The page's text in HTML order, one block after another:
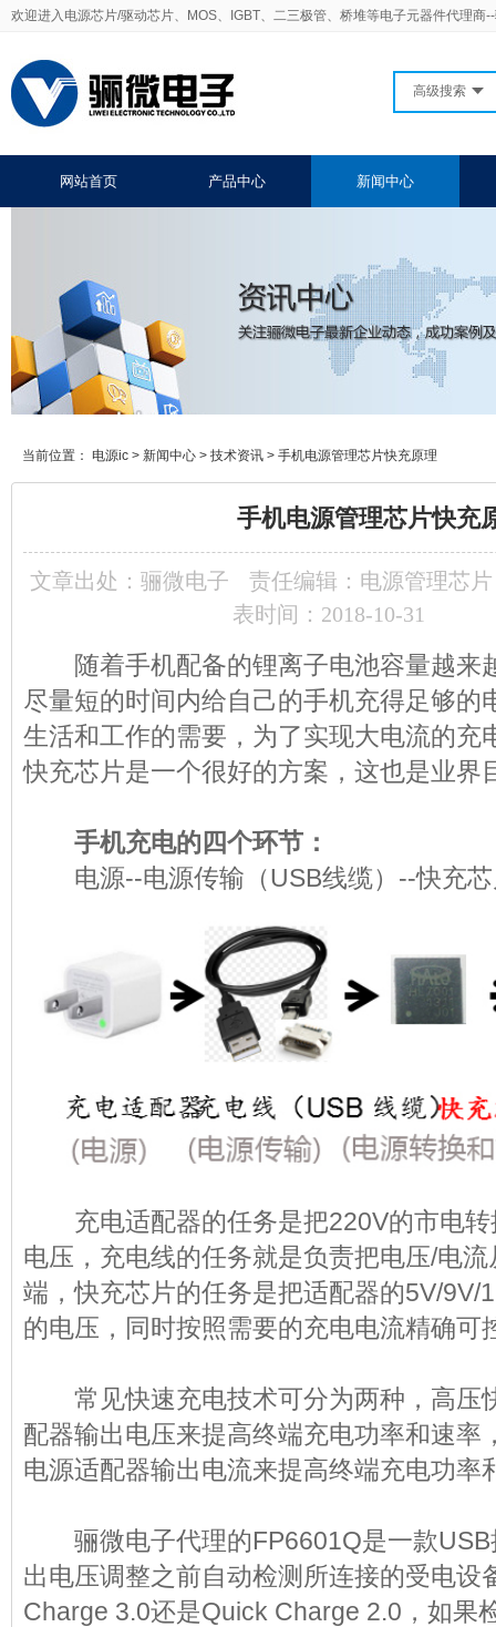
欢迎进入电源芯片/驱动芯片、MOS、IGBT、二三极管、桥堆等电子元器件代理商
高级搜索
网站首页 产品中心 新闻中心
当前位置： 电源ic > 新闻中心 > 技术资讯 > 手机电源管理芯片快充原理
手机电源管理芯片快充
文章出处： 骊微电子
责任编辑：电源管理芯片
表时间：2018-10-31
随着手机配备的锂离子电池容量越来
尽量短的时间内给自己的手机充得足够的
生活和工作的需要，为了实现大电流的充
快充芯片是一个很好的方案，这也是业界
手机充电的四个环节：
电源--电源传输（USB线缆）--快充芯
充电适配器的任务是把220V的市电转
电压，充电线的任务就是负责把电压/电
端，快充芯片的任务是把适配器的5V/9V/
的电压，同时按照需要的充电电流精确可
常见快速充电技术可分为两种，高压
配器输出电压来提高终端充电功率和速率
电源适配器输出电流来提高终端充电功率
骊微电子代理的FP6601Q是一款USB
出电压调整之前自动检测所连接的受电设
Charge 3.0还是Quick Charge 2.0，如果